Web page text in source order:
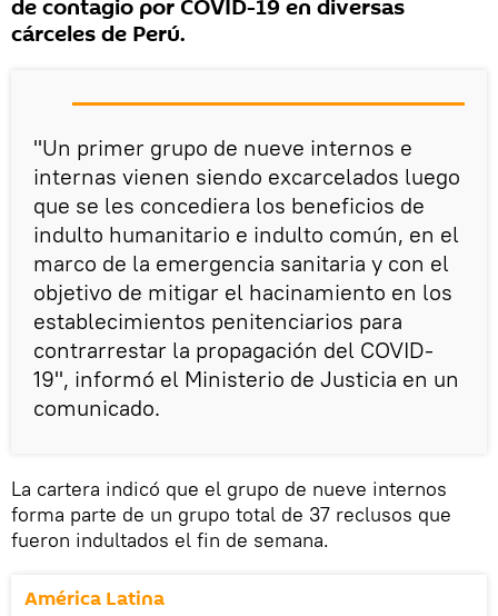
de contagio por COVID-19 en diversas
cárceles de Perú.
"Un primer grupo de nueve internos e
internas vienen siendo excarcelados luego
que se les concediera los beneficios de
indulto humanitario e indulto común, en el
marco de la emergencia sanitaria y con el
objetivo de mitigar el hacinamiento en los
establecimientos penitenciarios para
contrarrestar la propagación del COVID-
19", informó el Ministerio de Justicia en un
comunicado.
La cartera indicó que el grupo de nueve internos
forma parte de un grupo total de 37 reclusos que
fueron indultados el fin de semana.
América Latina